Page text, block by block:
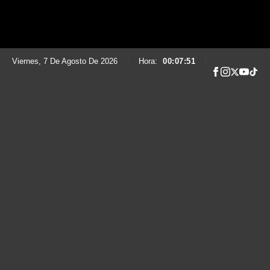
Viernes, 7 De Agosto De 2026 Hora: 00:07:52